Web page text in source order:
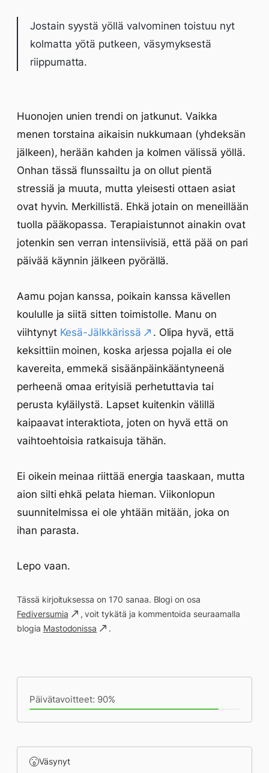
Jostain syystä yöllä valvominen toistuu nyt
kolmatta yötä putkeen, väsymyksestä
riippumatta.
Huonojen unien trendi on jatkunut. Vaikka
menen torstaina aikaisin nukkumaan (yhdeksän
jälkeen), herään kahden ja kolmen välissä yöllä.
Onhan tässä flunssailtu ja on ollut pientä
stressiä ja muuta, mutta yleisesti ottaen asiat
ovat hyvin. Merkillistä. Ehkä jotain on meneillään
tuolla pääkopassa. Terapiaistunnot ainakin ovat
jotenkin sen verran intensiivisiä, että pää on pari
päivää käynnin jälkeen pyörällä.
Aamu pojan kanssa, poikain kanssa kävellen
koululle ja siitä sitten toimistolle. Manu on
viihtynyt Kesä-Jälkkärissä
. Olipa hyvä, että
keksittiin moinen, koska arjessa pojalla ei ole
kavereita, emmekä sisäänpäinkääntyneenä
perheenä omaa erityisiä perhetuttavia tai
perusta kyläilystä. Lapset kuitenkin välillä
kaipaavat interaktiota, joten on hyvä että on
vaihtoehtoisia ratkaisuja tähän.
Ei oikein meinaa riittää energia taaskaan, mutta
aion silti ehkä pelata hieman. Viikonlopun
suunnitelmissa ei ole yhtään mitään, joka on
ihan parasta.
Lepo vaan.
Tässä kirjoituksessa on 170 sanaa. Blogi on osa
Fediversumia
, voit tykätä ja kommentoida seuraamalla
blogia Mastodonissa .
Päivätavoitteet: 90%
Väsynyt